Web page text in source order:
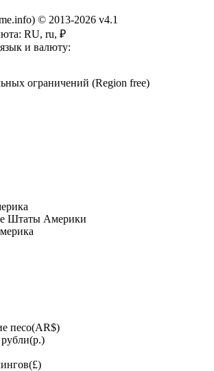
© 2013-2026 v4.1
RU, ru, ₽
и валюту:
ограничений (Region free)
Штаты Америки
песо(AR$)